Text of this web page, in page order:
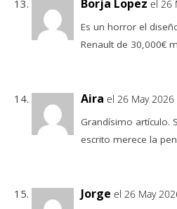
Borja Lopez el 26
Es un horror el
Renault de 30,000€
Aira el 26 May 2026
Grandísimo artículo.
escrito merece la
Jorge el 26 May